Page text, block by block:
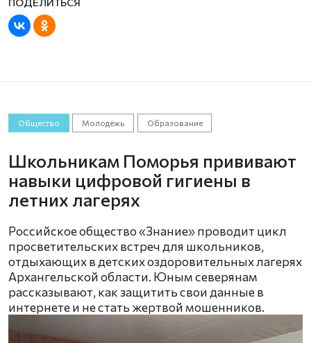
Общество Молодёжь Образование
Школьникам Поморья прививают
навыки цифровой гигиены в
летних лагерях
Российское общество «Знание» проводит цикл
просветительских встреч для школьников,
отдыхающих в детских оздоровительных лагерях
Архангельской области. Юным северянам
рассказывают, как защитить свои данные в
интернете и не стать жертвой мошенников.